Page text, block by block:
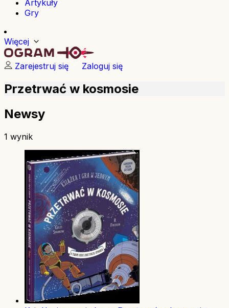
Artykuły
Gry
Więcej
Zarejestruj się Zaloguj się
Przetrwać w kosmosie
Newsy
1 wynik